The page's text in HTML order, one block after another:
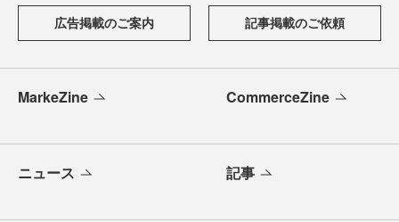
広告掲載のご案内 記事掲載のご依頼
MarkeZine CommerceZine
ニュース 記事